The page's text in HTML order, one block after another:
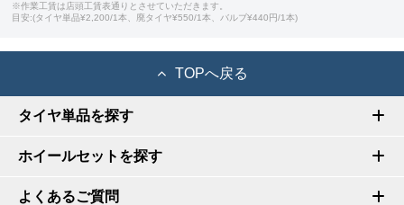
※作業工賃は店頭工賃表通りとさせていただきます。
目安:(タイヤ単品¥2,200/1本、廃タイヤ¥550/1本、バルブ¥440円/1本)
TOPへ戻る
タイヤ単品を探す
ホイールセットを探す
よくあるご質問